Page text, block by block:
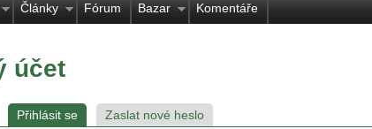
Články Fórum Bazar Komentáře
účet
Přihlásit se Zaslat nové heslo